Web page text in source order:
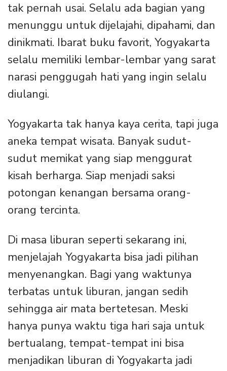
tak pernah usai. Selalu ada bagian yang
menunggu untuk dijelajahi, dipahami, dan
dinikmati. Ibarat buku favorit, Yogyakarta
selalu memiliki lembar-lembar yang sarat
narasi penggugah hati yang ingin selalu
diulangi.
Yogyakarta tak hanya kaya cerita, tapi juga
aneka tempat wisata. Banyak sudut-
sudut memikat yang siap menggurat
kisah berharga. Siap menjadi saksi
potongan kenangan bersama orang-
orang tercinta.
Di masa liburan seperti sekarang ini,
menjelajah Yogyakarta bisa jadi pilihan
menyenangkan. Bagi yang waktunya
terbatas untuk liburan, jangan sedih
sehingga air mata bertetesan. Meski
hanya punya waktu tiga hari saja untuk
bertualang, tempat-tempat ini bisa
menjadikan liburan di Yogyakarta jadi